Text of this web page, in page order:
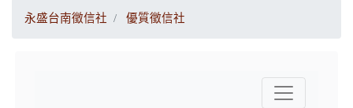
永盛台南徵信社 優質徵信社